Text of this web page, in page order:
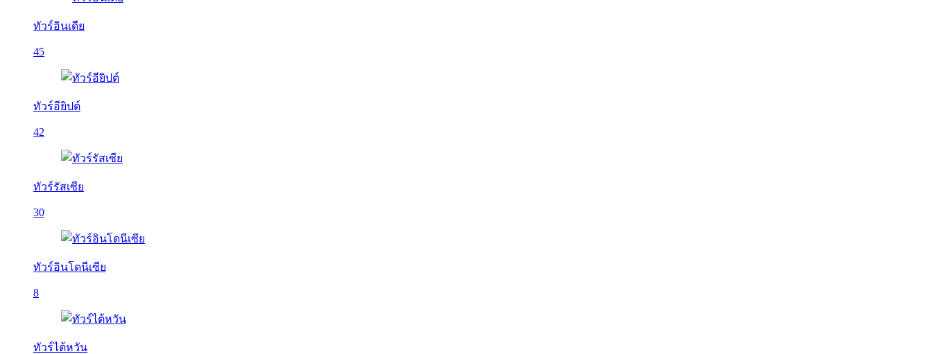
ทัวร์อินเดีย
45
ทัวร์อียิปต์
42
ทัวร์รัสเซีย
30
ทัวร์อินโดนีเซีย
8
ทัวร์ไต้หวัน